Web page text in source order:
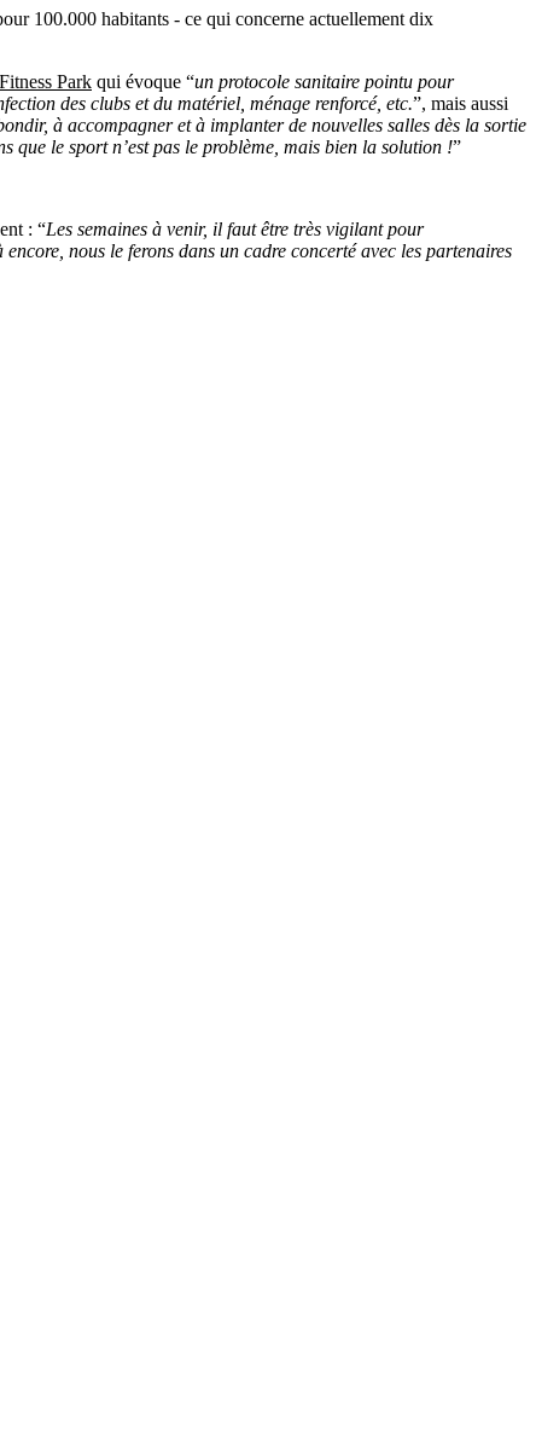
100.000 habitants - ce qui concerne actuellement dix
Fitness Park qui évoque “un protocole sanitaire pointu pour
des clubs et du matériel, ménage renforcé, etc.”, mais aussi
à accompagner et à implanter de nouvelles salles dès la sortie
que le sport n’est pas le problème, mais bien la solution !”
: “Les semaines à venir, il faut être très vigilant pour
nous le ferons dans un cadre concerté avec les partenaires